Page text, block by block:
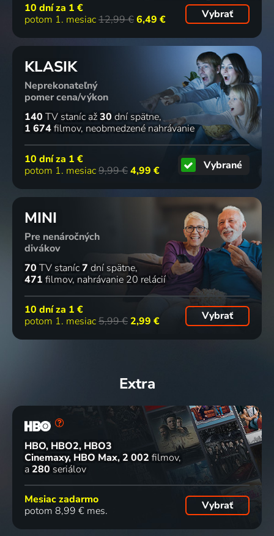
10 dní za 1 €
potom 1. mesiac12,99 €6,49 € Vybrať
KLASIK
Neprekonateľný
pomer cena/výkon
140 TV staníc až30 dní spätne
1 674filmov neobmedzené nahrávanie
10 dní za 1 €
potom 1. mesiac9,99 €4,99 € Vybrané
MINI
Pre nenáročných
divákov
70 TV staníc7 dní spätne
471 filmov nahrávanie 20 relácií
10 dní za 1 €
potom 1. mesiac5,99 € 2,99 € Vybrať
Extra
HBO, HBO2, HBO3
Cinemaxy, HBO Max 2 002 filmov
a 280 seriálov
Mesiac zadarmo
potom 8,99 € mes.
Vybrať